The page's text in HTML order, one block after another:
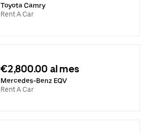
Toyota Camry
Rent A Car
€2,800.00 al mes
Mercedes-Benz EQV
Rent A Car